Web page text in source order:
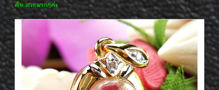
คัท สวยมากๆค่ะ